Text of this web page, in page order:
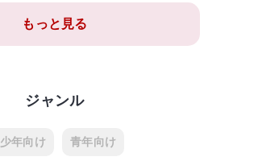
もっと見る
ジャンル
少年向け 青年向け